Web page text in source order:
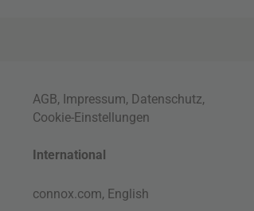
AGB, Impressum, Datenschutz,
Cookie-Einstellungen
International
connox.com, English